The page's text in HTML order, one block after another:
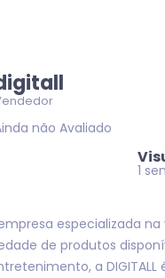
não Avaliado
1
empresa especializada
de produtos
a